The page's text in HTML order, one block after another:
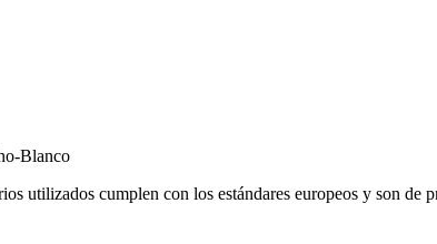
Blanco
utilizados cumplen con los estándares europeos y son